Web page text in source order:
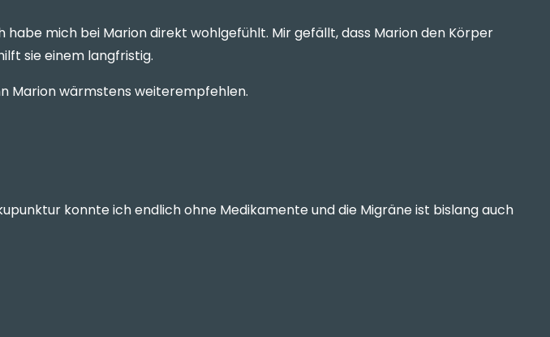
mich bei Marion direkt wohlgefühlt. Mir gefällt, dass Marion den Körper
sie einem langfristig.
Marion wärmstens weiterempfehlen.
konnte ich endlich ohne Medikamente und die Migräne ist bislang auch